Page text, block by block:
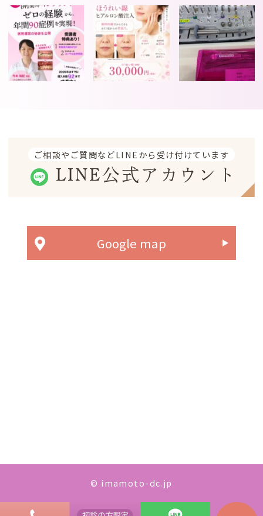
ご相談やご質問などLINEから受け付けています
LINE公式アカウント
Google map
© imamoto-dc.jp